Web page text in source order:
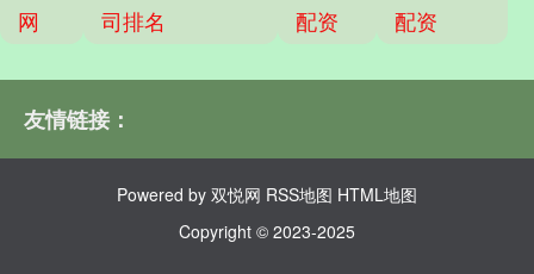
网
司排名
配资
配资
友情链接：
Powered by 双悦网 RSS地图 HTML地图
Copyright © 2023-2025